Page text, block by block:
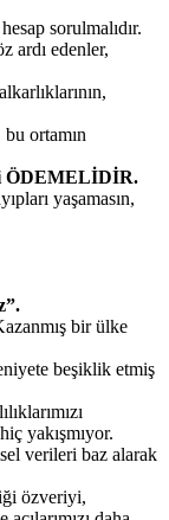
sorulmalıdır.
ardı edenler,
ortamın
ÖDEMELİDİR.
yaşamasın,
bir ülke
beşiklik etmiş
yakışmıyor.
verileri baz alarak
özveriyi,